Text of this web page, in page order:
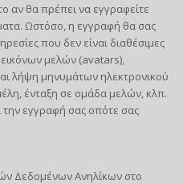
αν θα πρέπει να εγγραφείτε
Ωστόσο, η εγγραφή θα σας
που δεν είναι διαθέσιμες
μελών (avatars),
λήψη μηνυμάτων ηλεκτρονικού
ένταξη σε ομάδα μελών, κλπ.
την εγγραφή σας οπότε σας
Δεδομένων Ανηλίκων στο